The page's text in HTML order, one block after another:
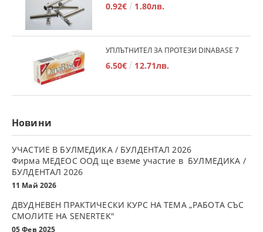
0.92€ 1.80лв.
УПЛЪТНИТЕЛ ЗА ПРОТЕЗИ DINABASE 7
6.50€ 12.71лв.
Новини
УЧАСТИЕ В БУЛМЕДИКА / БУЛДЕНТАЛ 2026
Фирма МЕДЕОС ООД ще вземе участие в БУЛМЕДИКА /
БУЛДЕНТАЛ 2026
11 Май 2026
ДВУДНЕВЕН ПРАКТИЧЕСКИ КУРС НА ТЕМА „РАБОТА СЪС
СМОЛИТЕ НА SENERTEK"
05 Фев 2025